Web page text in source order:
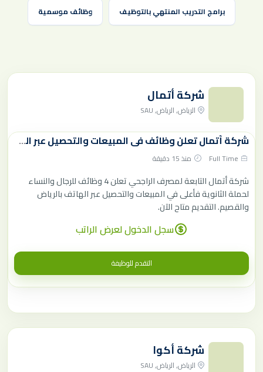
برامج التدريب المنتهي بالتوظيف وظائف موسمية
شركة أتمال
الرياض, الرياض, SAU
شركة أتمال تعلن وظائف في المبيعات والتحصيل عبر الهاتف للرجال والنساء
Full Time منذ 15 دقيقة
شركة أتمال التابعة لمصرف الراجحي تعلن 4 وظائف للرجال والنساء
لحملة الثانوية فأعلى في المبيعات والتحصيل عبر الهاتف بالرياض
والقصيم. التقديم متاح الآن.
سجل الدخول لعرض الراتب
التقدم للوظيفة
شركة أكوا
الرياض, الرياض, SAU